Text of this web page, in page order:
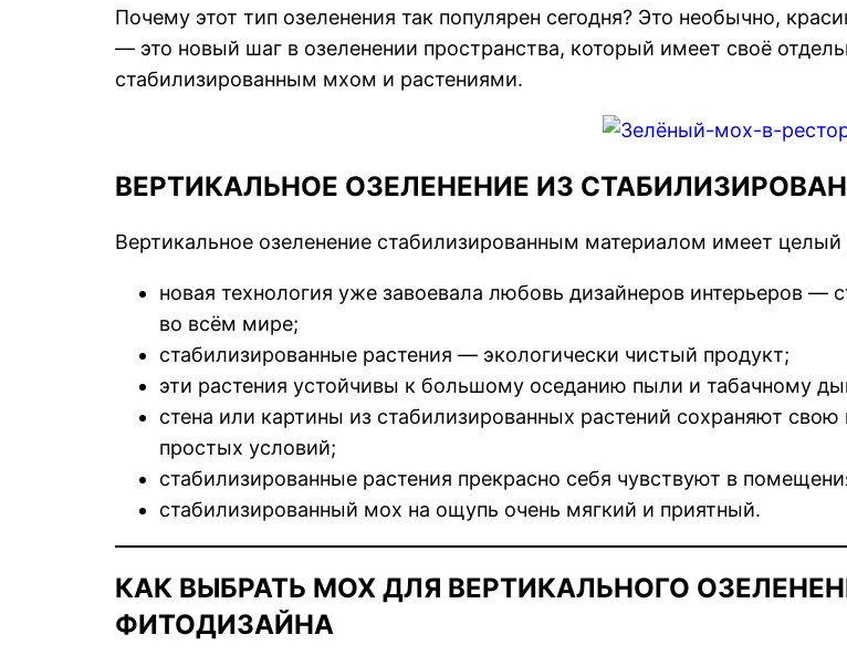
Почему этот тип озеленения так популярен сегодня? Это необычно,
— это новый шаг в озеленении пространства, который имеет своё
стабилизированным мхом и растениями.
ВЕРТИКАЛЬНОЕ ОЗЕЛЕНЕНИЕ ИЗ
Вертикальное озеленение стабилизированным материалом имеет
новая технология уже завоевала любовь дизайнеров интерьеров —
во всём мире;
стабилизированные растения — экологически чистый продукт;
эти растения устойчивы к большому оседанию пыли и табачному
стена или картины из стабилизированных растений сохраняют
простых условий;
стабилизированные растения прекрасно себя чувствуют в
стабилизированный мох на ощупь очень мягкий и приятный.
КАК ВЫБРАТЬ МОХ ДЛЯ ВЕРТИКАЛЬНОГО
ФИТОДИЗАЙНА